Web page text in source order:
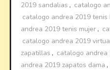
2019 sandalias , catalogo
catalogo andrea 2019 tenis
andrea 2019 tenis mujer ,
catalogo andrea 2019
zapatillas , catalogo andrea
andrea 2019 zapatos dama ,